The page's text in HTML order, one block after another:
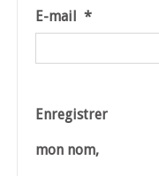
E-mail *
Enregistrer
mon nom,